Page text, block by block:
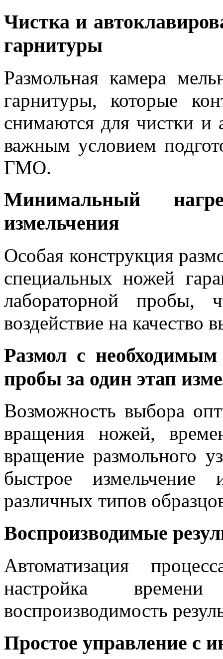
Чистка и
гарнитуры
Размольная камера
гарнитуры, которые
снимаются для чистки и
важным условием
ГМО.
Минимальный
измельчения
Особая конструкция
специальных ножей
лабораторной пробы,
воздействие на
Размол с необходимым
пробы за один этап
Возможность выбора
вращения ножей,
вращение размольного
быстрое
различных типов
Воспроизводимые
Автоматизация
настройка
воспроизводимость
Простое управление с